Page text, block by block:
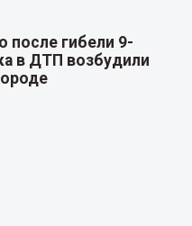
после гибели 9-
в ДТП возбудили